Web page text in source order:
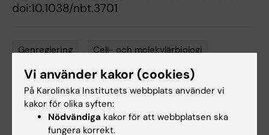
doi:10.1038/nbt.3701
Genreglering Cell- och molekylärbiologi
Uppdaterad av:
Webb Admin
2016-11-02
Vi använder kakor (cookies)
På Karolinska Institutets webbplats använder vi
kakor för olika syften:
Nödvändiga kakor för att webbplatsen ska
fungera korrekt.